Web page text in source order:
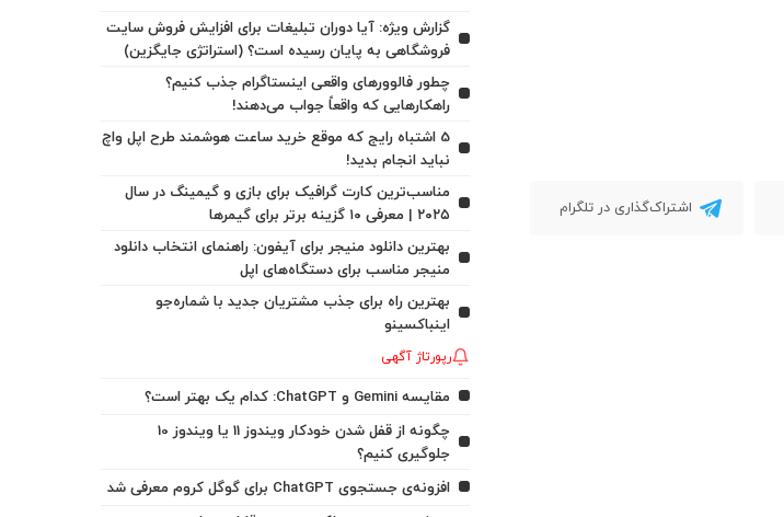
اشتراک‌گذاری در تلگرام
گزارش ویژه: آیا دوران تبلیغات برای افزایش فروش سایت
فروشگاهی به پایان رسیده است؟ (استراتژی جایگزین)
چطور فالوورهای واقعی اینستاگرام جذب کنیم؟
راهکارهایی که واقعاً جواب می‌دهند!
5 اشتباه رایج که موقع خرید ساعت هوشمند طرح اپل واچ
نباید انجام بدید!
مناسب‌ترین کارت گرافیک برای بازی و گیمینگ در سال
۲۰۲۵ | معرفی ۱۰ گزینه برتر برای گیمرها
بهترین دانلود منیجر برای آیفون: راهنمای انتخاب دانلود
منیجر مناسب برای دستگاه‌های اپل
بهترین راه برای جذب مشتریان جدید با شماره‌جو
اینباکسینو
رپورتاژ آگهی
مقایسه Gemini و ChatGPT: کدام یک بهتر است؟
چگونه از قفل شدن خودکار ویندوز 11 یا ویندوز 10
جلوگیری کنیم؟
افزونه‌ی جستجوی ChatGPT برای گوگل کروم معرفی شد